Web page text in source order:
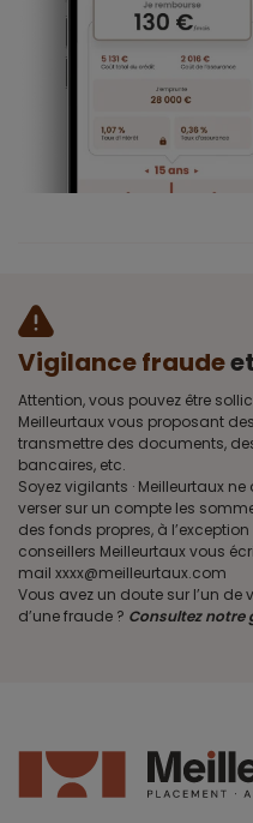
Vigilance fraude
Attention, vous pouvez être
Meilleurtaux vous proposant
transmettre des documents,
bancaires, etc.
Soyez vigilants · Meilleurtaux
verser sur un compte les
des fonds propres, à
conseillers Meilleurtaux vous
mail xxxx@meilleurtaux.com
Vous avez un doute sur l’un
d’une fraude ? Consultez notre